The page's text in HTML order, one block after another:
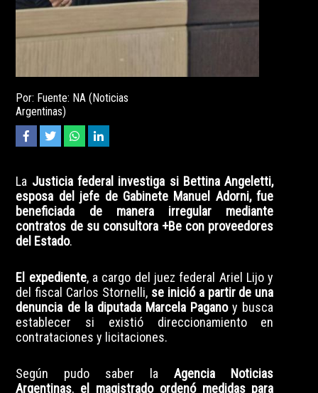
Por: Fuente: NA (Noticias
Argentinas)
La Justicia federal investiga si Bettina Angeletti,
esposa del jefe de Gabinete Manuel Adorni, fue
beneficiada de manera irregular mediante
contratos de su consultora +Be con proveedores
del Estado.
El expediente, a cargo del juez federal Ariel Lijo y
del fiscal Carlos Stornelli, se inició a partir de una
denuncia de la diputada Marcela Paganoy busca
establecer si existió direccionamiento en
contrataciones y licitaciones.
Según pudo saber laAgencia Noticias
Argentinas, el magistrado ordenó medidas para